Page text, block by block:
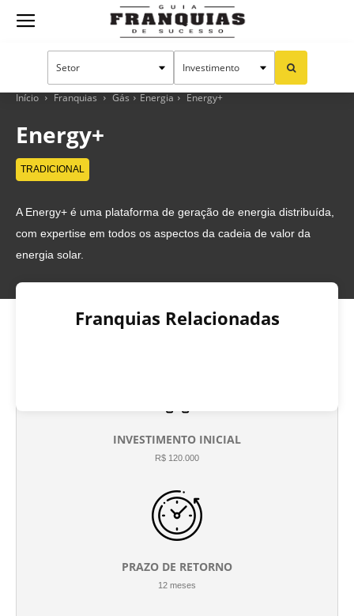
Guia
Franquias
Sucesso
Início Franquias Gás Energia Energy+
Energy+
TRADICIONAL
A Energy+ é uma plataforma de geração de energia distribuída,
com expertise em todos os aspectos da cadeia de valor da
energia solar.
Franquias Relacionadas
INVESTIMENTO INICIAL
R$ 120.000
PRAZO DE RETORNO
12 meses